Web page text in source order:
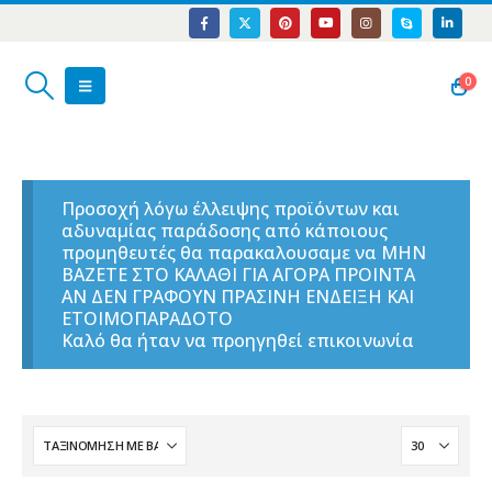
0
Προσοχή λόγω έλλειψης προϊόντων και
αδυναμίας παράδοσης από κάποιους
προμηθευτές θα παρακαλουσαμε να ΜΗΝ
ΒΑΖΕΤΕ ΣΤΟ ΚΑΛΑΘΙ ΓΙΑ ΑΓΟΡΑ ΠΡΟΙΝΤΑ
ΑΝ ΔΕΝ ΓΡΑΦΟΥΝ ΠΡΑΣΙΝΗ ΕΝΔΕΙΞΗ ΚΑΙ
ΕΤΟΙΜΟΠΑΡΑΔΟΤΟ
Καλό θα ήταν να προηγηθεί επικοινωνία